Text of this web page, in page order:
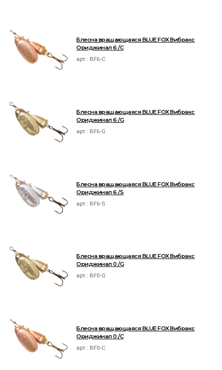
Блесна вращающаяся BLUE FOX Вибракс
Ориджинал 6 /C
арт.: BF6-C
Блесна вращающаяся BLUE FOX Вибракс
Ориджинал 6 /G
арт.: BF6-G
Блесна вращающаяся BLUE FOX Вибракс
Ориджинал 6 /S
арт.: BF6-S
Блесна вращающаяся BLUE FOX Вибракс
Ориджинал 0 /G
арт.: BF0-G
Блесна вращающаяся BLUE FOX Вибракс
Ориджинал 0 /C
арт.: BF0-C